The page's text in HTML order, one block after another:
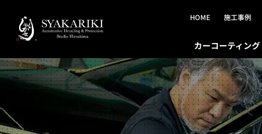
HOME 施工事例
カーコーティング